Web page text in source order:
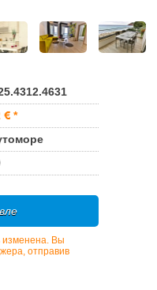
*
изменена. Вы
отправив